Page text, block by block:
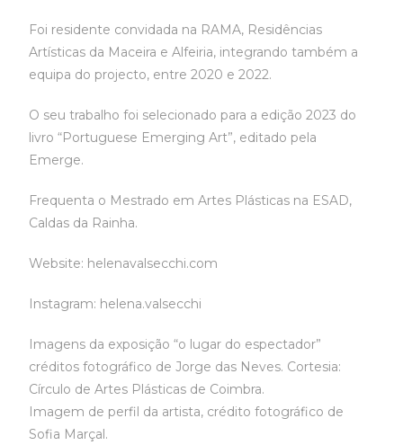
Foi residente convidada na RAMA, Residências
Artísticas da Maceira e Alfeiria, integrando também a
equipa do projecto, entre 2020 e 2022.
O seu trabalho foi selecionado para a edição 2023 do
livro “Portuguese Emerging Art”, editado pela
Emerge.
Frequenta o Mestrado em Artes Plásticas na ESAD,
Caldas da Rainha.
Website: helenavalsecchi.com
Instagram: helena.valsecchi
Imagens da exposição “o lugar do espectador”
créditos fotográfico de Jorge das Neves. Cortesia:
Círculo de Artes Plásticas de Coimbra.
Imagem de perfil da artista, crédito fotográfico de
Sofia Marçal.